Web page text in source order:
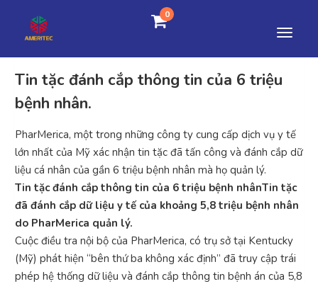
0
Tin tặc đánh cắp thông tin của 6 triệu
bệnh nhân.
PharMerica, một trong những công ty cung cấp dịch vụ y tế
lớn nhất của Mỹ xác nhận tin tặc đã tấn công và đánh cắp dữ
liệu cá nhân của gần 6 triệu bệnh nhân mà họ quản lý.
Tin tặc đánh cắp thông tin của 6 triệu bệnh nhânTin tặc
đã đánh cắp dữ liệu y tế của khoảng 5,8 triệu bệnh nhân
do PharMerica quản lý.
Cuộc điều tra nội bộ của PharMerica, có trụ sở tại Kentucky
(Mỹ) phát hiện “bên thứ ba không xác định” đã truy cập trái
phép hệ thống dữ liệu và đánh cắp thông tin bệnh án của 5,8